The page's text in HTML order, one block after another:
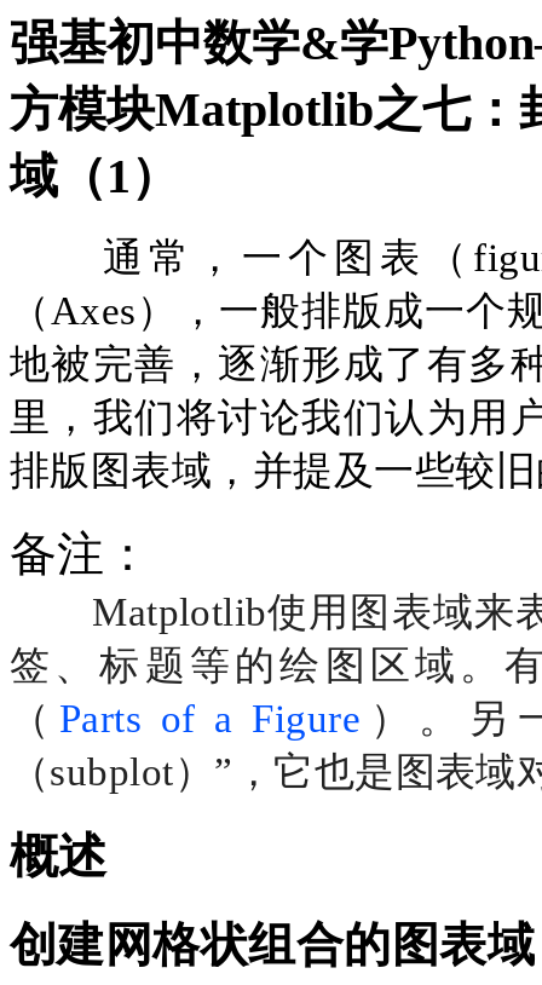
强基初中数学&学
方模块Matplotlib之七：
域（1）
通常，一个图表（
（Axes），一般排版成一
地被完善，逐渐形成了有多
里，我们将讨论我们认为用
排版图表域，并提及一些较
备注：
Matplotlib使用图表域来
签、标题等的绘图区域。
（ Parts of a Figure ）。另
（subplot）”，它也是图表
概述
创建网格状组合的图表域